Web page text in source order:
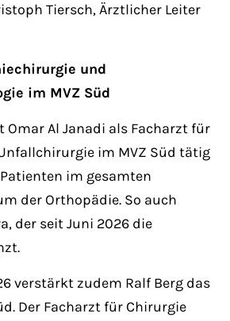
Tiersch, Ärztlicher Leiter
und
im MVZ Süd
Omar Al Janadi als Facharzt für
im MVZ Süd tätig
im gesamten
der Orthopädie. So auch
der seit Juni 2026 die
verstärkt zudem Ralf Berg das
Der Facharzt für Chirurgie